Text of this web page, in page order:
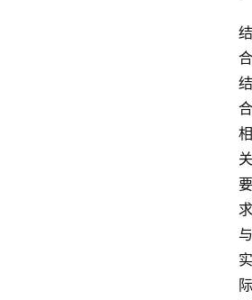
结
合
结
合
相
关
要
求
与
实
际